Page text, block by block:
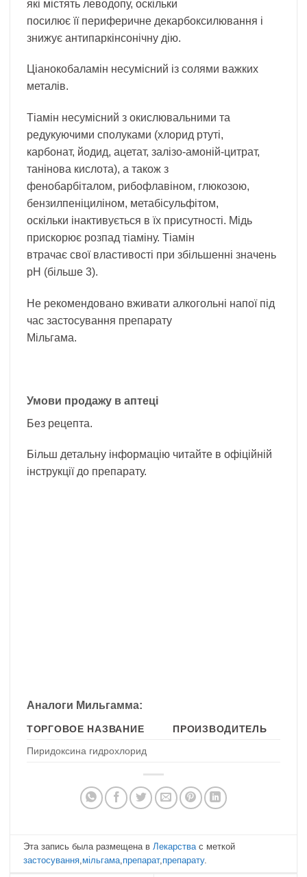
які містять леводопу, оскільки
посилює її периферичне декарбоксилювання і
знижує антипаркінсонічну дію.
Ціанокобаламін несумісний із солями важких
металів.
Тіамін несумісний з окислювальними та
редукуючими сполуками (хлорид ртуті,
карбонат, йодид, ацетат, залізо-амоній-цитрат,
танінова кислота), а також з
фенобарбіталом, рибофлавіном, глюкозою,
бензилпеніциліном, метабісульфітом,
оскільки інактивується в їх присутності. Мідь
прискорює розпад тіаміну. Тіамін
втрачає свої властивості при збільшенні значень
рН (більше 3).
Не рекомендовано вживати алкогольні напої під
час застосування препарату
Мільгама.
Умови продажу в аптеці
Без рецепта.
Більш детальну інформацію читайте в офіційній
інструкції до препарату.
Аналоги Мильгамма:
ТОРГОВОЕ НАЗВАНИЕ
ПРОИЗВОДИТЕЛЬ
Пиридоксина гидрохлорид
Эта запись была размещена в Лекарства с меткой
застосування мільгама препарат, препарату.